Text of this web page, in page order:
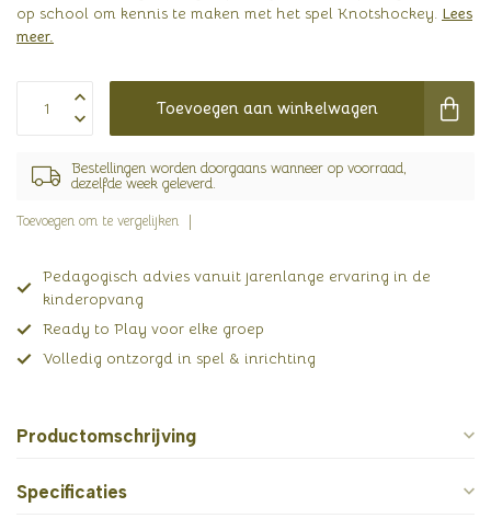
op school om kennis te maken met het spel Knotshockey. Lees
meer.
Toevoegen aan winkelwagen
Bestellingen worden doorgaans wanneer op voorraad,
dezelfde week geleverd.
Toevoegen om te vergelijken
Pedagogisch advies vanuit jarenlange ervaring in de
kinderopvang
Ready to Play voor elke groep
Volledig ontzorgd in spel & inrichting
Productomschrijving
Specificaties